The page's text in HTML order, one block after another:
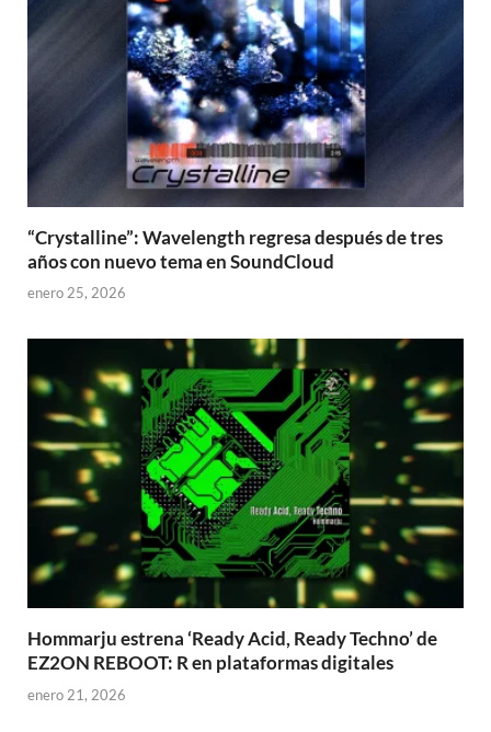
“Crystalline”: Wavelength regresa después de tres
años con nuevo tema en SoundCloud
enero 25, 2026
Hommarju estrena ‘Ready Acid, Ready Techno’ de
EZ2ON REBOOT: R en plataformas digitales
enero 21, 2026